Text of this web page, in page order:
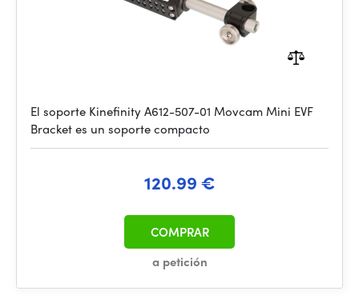
El soporte Kinefinity A612-507-01 Movcam Mini EVF
Bracket es un soporte compacto
120.99 €
a petición
COMPRAR